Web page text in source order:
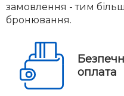
замовлення - тим
бронювання.
оплата